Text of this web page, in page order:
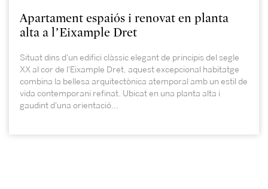
Apartament espaiós i renovat en planta
alta a l’Eixample Dret
Situat dins d'un edifici clàssic elegant de principis del segle
XX al cor de l'Eixample Dret, aquest excepcional habitatge
combina la bellesa arquitectònica atemporal amb un estil de
vida contemporani refinat. Ubicat en una planta alta i
gaudint d'una orientació...